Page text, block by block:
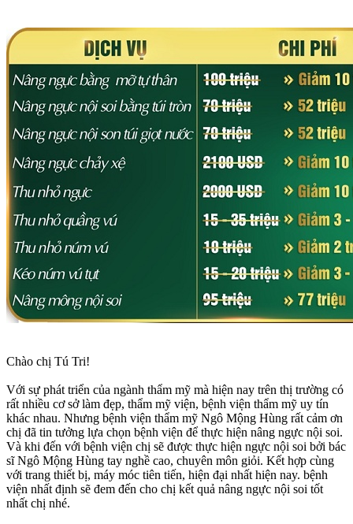
Chào chị Tú Tri!
Với sự phát triển của ngành thẩm mỹ mà hiện nay trên thị trường có
rất nhiều cơ sở làm đẹp, thẩm mỹ viện, bệnh viện thẩm mỹ uy tín
khác nhau. Nhưng bệnh viện thẩm mỹ Ngô Mộng Hùng rất cảm ơn
chị đã tin tưởng lựa chọn bệnh viện để thực hiện nâng ngực nội soi.
Và khi đến với bệnh viện chị sẽ được thực hiện ngực nội soi bởi bác
sĩ Ngô Mộng Hùng tay nghề cao, chuyên môn giỏi. Kết hợp cùng
với trang thiết bị, máy móc tiên tiến, hiện đại nhất hiện nay. bệnh
viện nhất định sẽ đem đến cho chị kết quả nâng ngực nội soi tốt
nhất chị nhé.